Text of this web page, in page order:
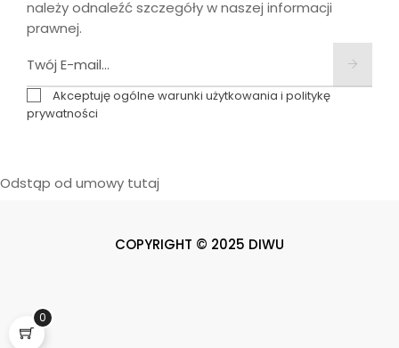
należy odnaleźć szczegóły w naszej informacji
prawnej.
Akceptuję ogólne warunki użytkowania i politykę
prywatności
Odstąp od umowy tutaj
COPYRIGHT © 2025 DIWU
0